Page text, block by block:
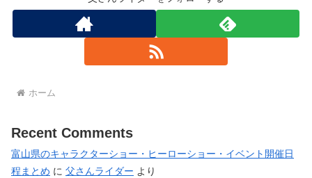
ホーム
Recent Comments
富山県のキャラクターショー・ヒーローショー・イベント開催日
程まとめ に 父さんライダー より